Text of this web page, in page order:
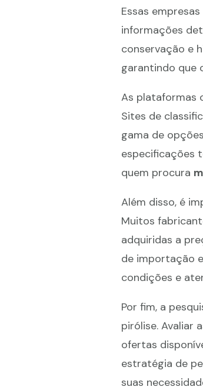
Essas
informações
conservação e
garantindo que
As plataformas
Sites de
gama de
especificações
quem procura
Além disso, é
Muitos
adquiridas a
de importação
condições e
Por fim, a
pirólise. Avaliar
ofertas
estratégia de
suas